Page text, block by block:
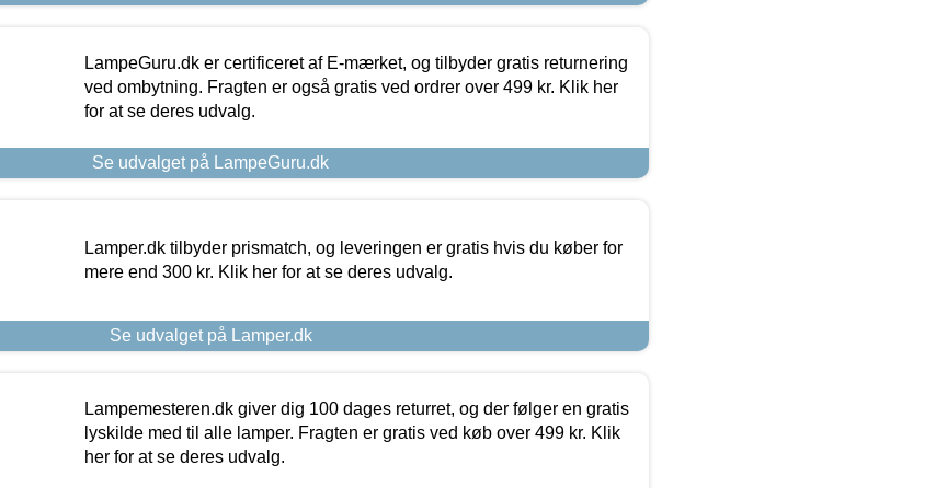
LampeGuru.dk er certificeret af E-mærket, og tilbyder gratis returnering
ved ombytning. Fragten er også gratis ved ordrer over 499 kr. Klik her
for at se deres udvalg.
Se udvalget på LampeGuru.dk
Lamper.dk tilbyder prismatch, og leveringen er gratis hvis du køber for
mere end 300 kr. Klik her for at se deres udvalg.
Se udvalget på Lamper.dk
Lampemesteren.dk giver dig 100 dages returret, og der følger en gratis
lyskilde med til alle lamper. Fragten er gratis ved køb over 499 kr. Klik
her for at se deres udvalg.